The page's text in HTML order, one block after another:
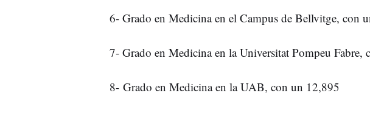
6- Grado en Medicina en el Campus de Bellvitge, con
7- Grado en Medicina en la Universitat Pompeu Fabre,
8- Grado en Medicina en la UAB, con un 12,895